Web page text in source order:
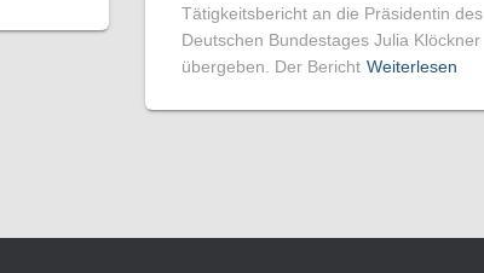
Tätigkeitsbericht an die Präsidentin des
Deutschen Bundestages Julia Klöckner
übergeben. Der Bericht Weiterlesen